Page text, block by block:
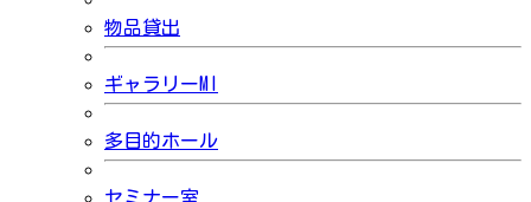
物品貸出
ギャラリーMI
多目的ホール
セミナー室